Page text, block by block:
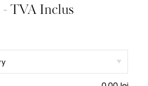
- TVA Inclus